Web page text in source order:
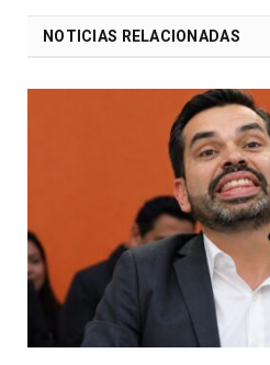
NOTICIAS RELACIONADAS